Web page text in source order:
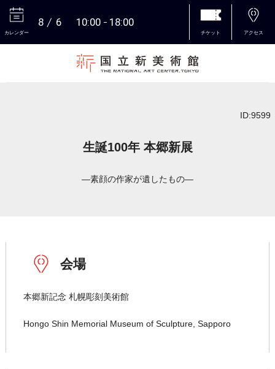
カレンダー
8 6 10:00 18:00
チケット アクセス
ID:9599
生誕100年 本郷新展
―素顔の作家が遺したもの―
会場
本郷新記念 札幌彫刻美術館
Hongo Shin Memorial Museum of Sculpture, Sapporo